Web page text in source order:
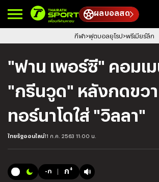
ผลบอลสด
กีฬา ฟุตบอลยุโรป พรีเมียร์ลีก
"ฟาน เพอร์ซี" คอมเ
"กรีนวูด" หลังกดขวา
ทอร์นาโดใส่ "วิลลา"
ไทยรัฐออนไลน์11 ก.ค. 2563 11:00 น.
-ก ก+